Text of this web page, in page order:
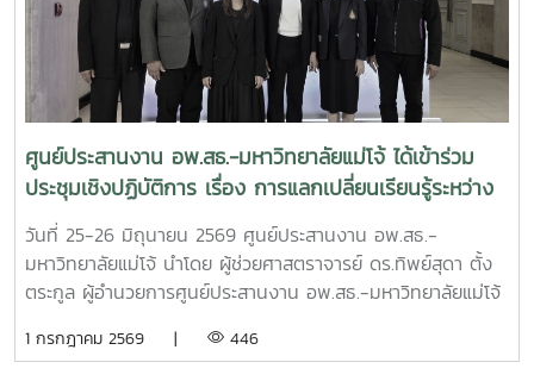
ธาราฉาย รองผู้อำนวยการศูนย์ประสานงาน อพ.สธ.-
มหาวิทยาลัยแม่โจ้ หน้าที่เป็นฝ่ายเลขานุการการประชุม การ
ประชุมครั้งนี้มีคณะกรรมการดำเนินงานโครงการ อพ.สธ.-มจ.
ประกอบด้วย รองอธิการบดี ผู้ช่วยอธิการบดี คณบดี และผู้
อำนวยการสำนักวิจัยและส่งเสริมวิชาการการเกษตร เข้าร่วม
ประชุมรวมทั้งสิ้น 32 ท่าน โดยเข้าร่วม ณ ห้องประชุม จำนวน
28 ท่าน และผ่านระบบประชุมออนไลน์ Zoom Meeting จำนวน
4 ท่าน ซึ่งในการประชุมครั้งนี้มีวาระสำคัญ อาทิเช่น สรุปผลการ
ดำเนินงานการจัดการประชุมวิชาการและนิทรรศการ ครั้งที่ 12
ทรัพยากรไทย : หวนดูทรัพย์สิ่งสินตน สรุปผลการดำเนินงาน
ปีงบประมาณ 2568 - 2569 รวมทั้งการนำเสนอแผนแม่บท
ศูนย์ประสานงาน อพ.สธ.-มหาวิทยาลัยแม่โจ้ ได้เข้าร่วม
ประชุมเชิงปฏิบัติการ เรื่อง การแลกเปลี่ยนเรียนรู้ระหว่าง
เครือข่าย C-อพ.สธ. ประจำปีงบประมาณ พ.ศ. 2569
วันที่ 25-26 มิถุนายน 2569 ศูนย์ประสานงาน อพ.สธ.-
มหาวิทยาลัยแม่โจ้ นำโดย ผู้ช่วยศาสตราจารย์ ดร.ทิพย์สุดา ตั้ง
ตระกูล ผู้อำนวยการศูนย์ประสานงาน อพ.สธ.-มหาวิทยาลัยแม่โจ้
แพร่ เฉลิมพระเกียรติ ได้เข้าร่วม ประชุมเชิงปฏิบัติการ เรื่อง การ
1 กรกฎาคม 2569 | 446